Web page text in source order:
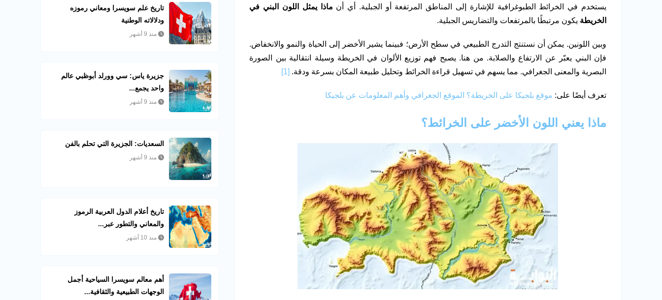
يستخدم في الخرائط الطبوغرافية للإشارة إلى المناطق المرتفعة أو الجبلية. أي أن ماذا يمثل اللون البني في
الخريطة يكون مرتبطًا بالمرتفعات والتضاريس الجبلية.
وبين اللونين. يمكن أن نستنتج التدرج الطبيعي في سطح الأرض؛ فبينما يشير الأخضر إلى الحياة والنمو والانخفاض.
فإن البني يعبّر عن الارتفاع والصلابة. من هنا. يصبح فهم توزيع الألوان في الخريطة وسيلة انتقالية بين الصورة
البصرية والمعنى الجغرافي. مما يسهم في تسهيل قراءة الخرائط وتحليل طبيعة المكان بسرعة ودقة. [1]
تعرف أيضًا على: موقع بلجيكا على الخريطة؟ الموقع الجغرافي وأهم المعلومات عن بلجيكا
ماذا يعني اللون الأخضر على الخرائط؟
تاريخ علم سويسرا ومعاني رموزه
ودلالاته الوطنية
منذ 9 أشهر
جزيرة ياس: سي وورلد أبوظبي عالم
واحد يجمع...
منذ 9 أشهر
السعديات: الجزيرة التي تحلم بالفن
منذ 9 أشهر
تاريخ أعلام الدول العربية الرموز
والمعاني والتطور عبر...
منذ 10 أشهر
أهم معالم سويسرا السياحية أجمل
الوجهات الطبيعية والثقافية...